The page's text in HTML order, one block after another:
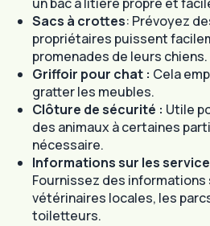
un bac à litière propre et
Sacs à crottes: Prévoyez
propriétaires puissent
promenades de leurs chiens.
Griffoir pour chat : Cela
gratter les meubles.
Clôture de sécurité : Utile
des animaux à certaines
nécessaire.
Informations sur les
Fournissez des
vétérinaires locales, les
toiletteurs.